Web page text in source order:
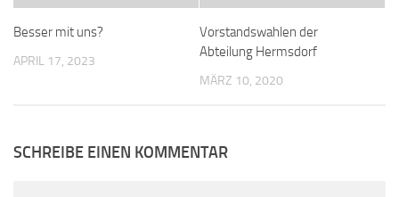
Besser mit uns?
APRIL 17, 2023
Vorstandswahlen der
Abteilung Hermsdorf
MÄRZ 10, 2020
SCHREIBE EINEN KOMMENTAR